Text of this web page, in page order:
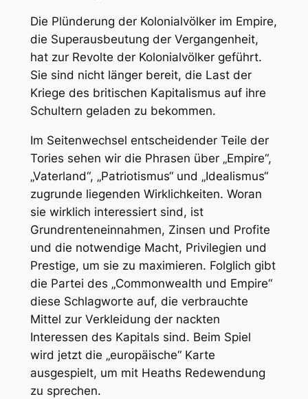
Die Plünderung der Kolonialvölker im Empire,
die Superausbeutung der Vergangenheit,
hat zur Revolte der Kolonialvölker geführt.
Sie sind nicht länger bereit, die Last der
Kriege des britischen Kapitalismus auf ihre
Schultern geladen zu bekommen.
Im Seitenwechsel entscheidender Teile der
Tories sehen wir die Phrasen über „Empire“,
„Vaterland“, „Patriotismus“ und „Idealismus“
zugrunde liegenden Wirklichkeiten. Woran
sie wirklich interessiert sind, ist
Grundrenteneinnahmen, Zinsen und Profite
und die notwendige Macht, Privilegien und
Prestige, um sie zu maximieren. Folglich gibt
die Partei des „Commonwealth und Empire“
diese Schlagworte auf, die verbrauchte
Mittel zur Verkleidung der nackten
Interessen des Kapitals sind. Beim Spiel
wird jetzt die „europäische“ Karte
ausgespielt, um mit Heaths Redewendung
zu sprechen.